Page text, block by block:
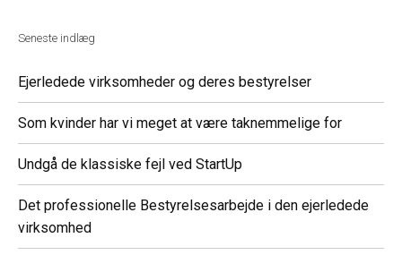
Seneste indlæg
Ejerledede virksomheder og deres bestyrelser
Som kvinder har vi meget at være taknemmelige for
Undgå de klassiske fejl ved StartUp
Det professionelle Bestyrelsesarbejde i den ejerledede
virksomhed